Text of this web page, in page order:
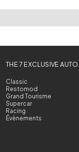
THE 7 EXCLUSIVE AUTO
Classic
Restomod
Grand Tourisme
Supercar
Racing
Évènements